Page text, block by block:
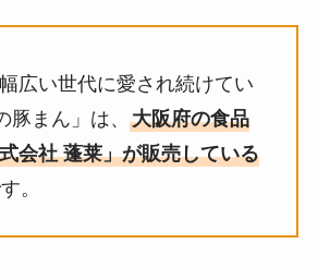
広い世代に愛され続けてい
豚まん」は、 大阪府の食品
会社 蓬莱」が販売している
。